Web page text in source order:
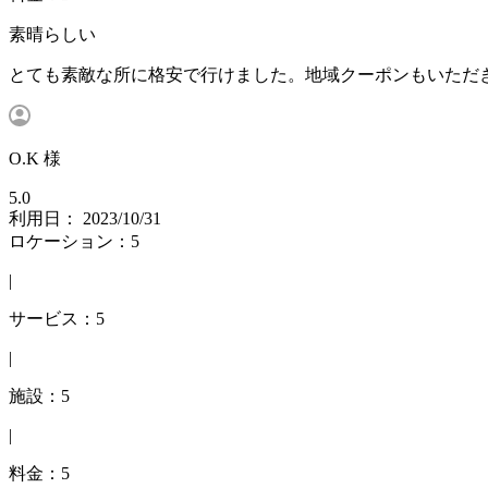
素晴らしい
とても素敵な所に格安で行けました。地域クーポンもいただ
O.K 様
5.0
利用日： 2023/10/31
ロケーション：5
|
サービス：5
|
施設：5
|
料金：5